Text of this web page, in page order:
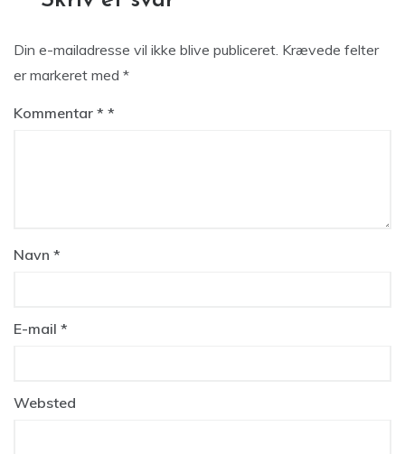
Din e-mailadresse vil ikke blive publiceret. Krævede felter
er markeret med *
Kommentar *
Navn *
E-mail *
Websted